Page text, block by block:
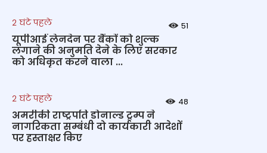
2 घंटे पहले 51
यूपीआई लेनदेन पर बैंकों को शुल्क
लगाने की अनुमति देने के लिए सरकार
को अधिकृत करने वाला ...
2 घंटे पहले 48
अमरीकी राष्ट्रपति डोनाल्ड ट्रम्प ने
नागरिकता सम्बंधी दो कार्यकारी आदेशों
पर हस्ताक्षर किए